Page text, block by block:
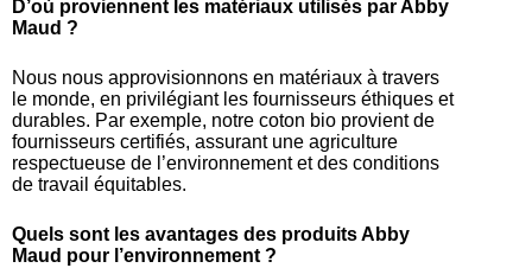
D’où proviennent les matériaux utilisés par Abby
Maud ?
Nous nous approvisionnons en matériaux à travers
le monde, en privilégiant les fournisseurs éthiques et
durables. Par exemple, notre coton bio provient de
fournisseurs certifiés, assurant une agriculture
respectueuse de l’environnement et des conditions
de travail équitables.
Quels sont les avantages des produits Abby
Maud pour l’environnement ?